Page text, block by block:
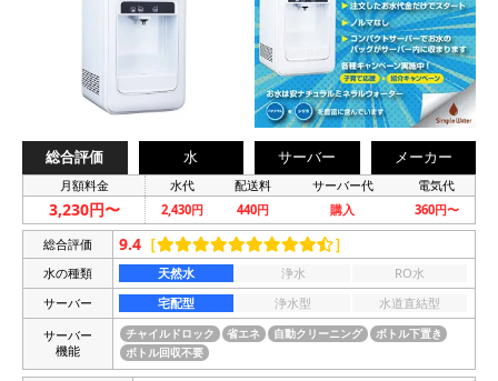
総合評価 水 サーバー メーカー
月額料金 水代 配送料 サーバー代 電気代
3,230円〜 2,430円 440円 購入 360円〜
総合評価 9.4 ［ ］
水の種類 天然水 浄水
RO水
サーバー
宅配型 浄水型
水道直結型
サーバー
機能
チャイルドロック 省エネ 自動クリーニング
ボトル下置き
ボトル回収不要